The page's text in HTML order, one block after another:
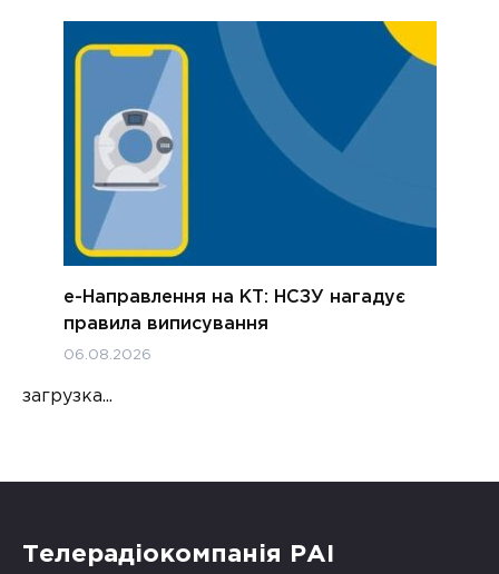
е-Направлення на КТ: НСЗУ нагадує
правила виписування
06.08.2026
загрузка...
Телерадіокомпанія РАІ